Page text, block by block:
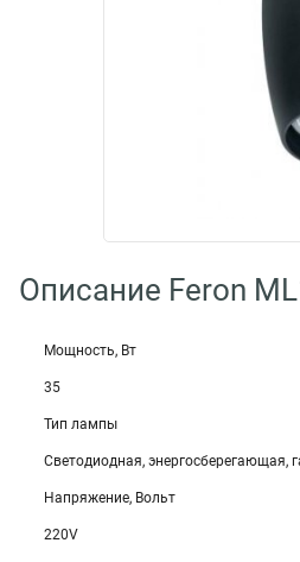
Описание Feron
Мощность, Вт
35
Тип лампы
Светодиодная, энергосберегающая,
Напряжение, Вольт
220V